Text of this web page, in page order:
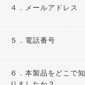
４． メールアドレス
５．電話番号
６． 本製品をどこで知